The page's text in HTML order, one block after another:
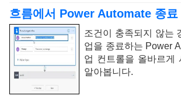
흐름에서 Power Automate 종료
조건이 충족되지 않는
업을 종료하는 Power
업 컨트롤을 올바르게
알아봅니다.